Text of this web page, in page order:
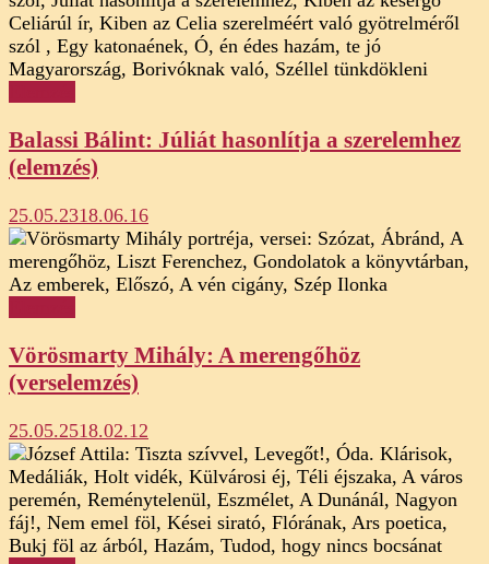
Balassi Bálint: Júliát hasonlítja a szerelemhez
(elemzés)
25.05.2318.06.16
Vörösmarty Mihály: A merengőhöz
(verselemzés)
25.05.2518.02.12